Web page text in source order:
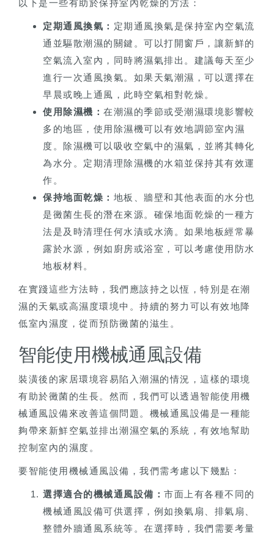
以下是一些有助於保持室內乾燥的方法：
定期通風換氣： 定期通風換氣是保持室內空氣流
通並驅散潮濕的關鍵。可以打開窗戶，讓新鮮的
空氣流入室內，同時將濕氣排出。建議每天至少
進行一次通風換氣。如果天氣潮濕，可以選擇在
早晨或晚上通風，此時空氣相對乾燥。
使用除濕機： 在潮濕的季節或受潮濕環境影響較
多的地區，使用除濕機可以有效地調節室內濕
度。除濕機可以吸收空氣中的濕氣，並將其轉化
為水分。定期清理除濕機的水箱並保持其有效運
作。
保持地面乾燥： 地板、牆壁和其他表面的水分也
是黴菌生長的潛在來源。確保地面乾燥的一種方
法是及時清理任何水漬或水滴。如果地板經常暴
露於水源，例如廚房或浴室，可以考慮使用防水
地板材料。
在實踐這些方法時，我們應該持之以恆，特別是在潮
濕的天氣或高濕度環境中。持續的努力可以有效地降
低室內濕度，從而預防黴菌的滋生。
智能使用機械通風設備
裝潢後的家居環境容易陷入潮濕的情況，這樣的環境
有助於黴菌的生長。然而，我們可以透過智能使用機
械通風設備來改善這個問題。機械通風設備是一種能
夠帶來新鮮空氣並排出潮濕空氣的系統，有效地幫助
控制室內的濕度。
要智能使用機械通風設備，我們需考慮以下幾點：
選擇適合的機械通風設備： 市面上有各種不同的
機械通風設備可供選擇，例如換氣扇、排氣扇、
整體外牆通風系統等。在選擇時，我們需要考量